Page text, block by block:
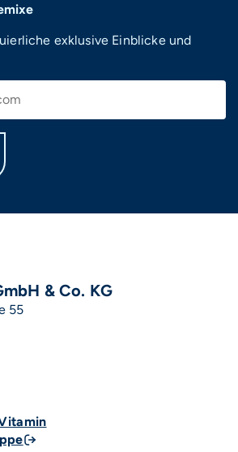
exklusive Einblicke und
& Co. KG
55
Media